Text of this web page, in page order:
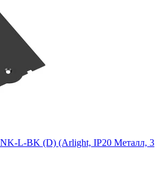
L-BK (D) (Arlight, IP20 Металл, 3